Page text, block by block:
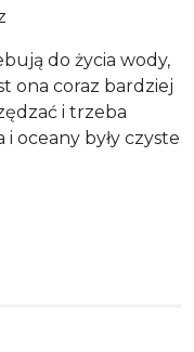
do życia wody,
ona coraz bardziej
i trzeba
i oceany były czyste